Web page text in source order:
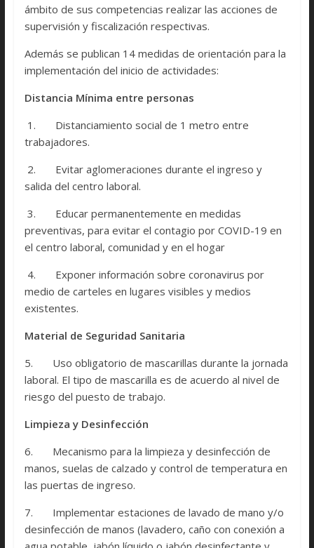
ámbito de sus competencias realizar las acciones de
supervisión y fiscalización respectivas.
Además se publican 14 medidas de orientación para la
implementación del inicio de actividades:
Distancia Mínima entre personas
1. Distanciamiento social de 1 metro entre
trabajadores.
2. Evitar aglomeraciones durante el ingreso y
salida del centro laboral.
3. Educar permanentemente en medidas
preventivas, para evitar el contagio por COVID-19 en
el centro laboral, comunidad y en el hogar
4. Exponer información sobre coronavirus por
medio de carteles en lugares visibles y medios
existentes.
Material de Seguridad Sanitaria
5. Uso obligatorio de mascarillas durante la jornada
laboral. El tipo de mascarilla es de acuerdo al nivel de
riesgo del puesto de trabajo.
Limpieza y Desinfección
6. Mecanismo para la limpieza y desinfección de
manos, suelas de calzado y control de temperatura en
las puertas de ingreso.
7. Implementar estaciones de lavado de mano y/o
desinfección de manos (lavadero, caño con conexión a